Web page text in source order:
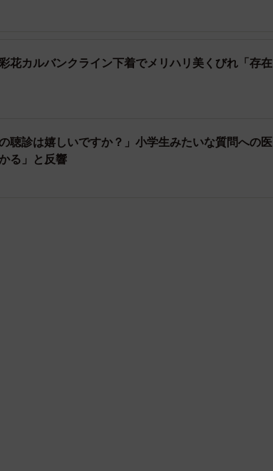
花カルバンクライン下着でメリハリ美くびれ「存在
聴診は嬉しいですか？」小学生みたいな質問への医
る」と反響